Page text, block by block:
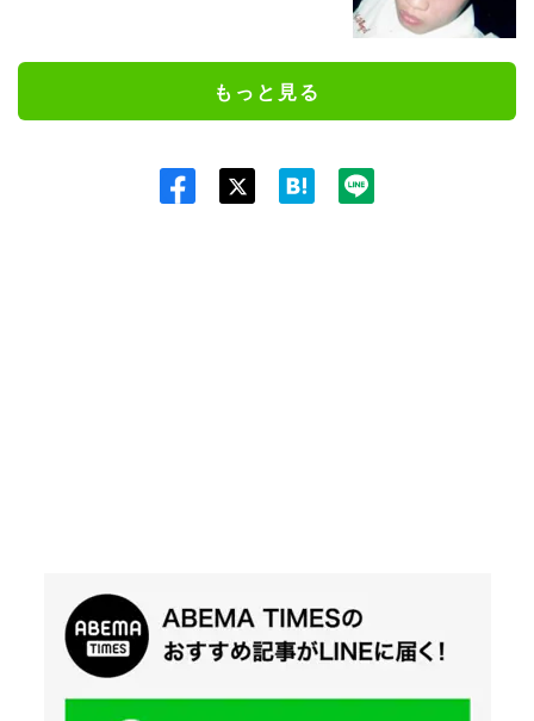
もっと見る